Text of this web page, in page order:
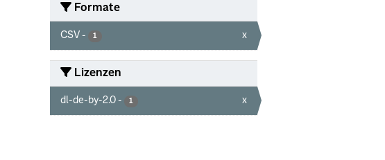
Formate
CSV - 1 x
Lizenzen
dl-de-by-2.0 - 1 x